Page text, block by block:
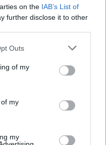
on the IAB’s List of
further disclose it to other
one or more Google
You may click to
its third-party tags to
in below Google
Outs
of my
my
my
KORÁBBAN KEZDŐDIK
FELKÉSZÜLÉSI
érdekében másfél órával
elleni találkozó